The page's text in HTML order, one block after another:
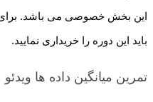
این بخش خصوصی می باشد.
باید این دوره را خریداری نمایید.
تمرین میانگین داده ها ویدئو